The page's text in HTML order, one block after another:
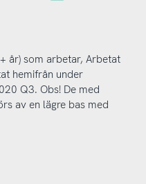
år) som arbetar, Arbetat
hemifrån under
Q3. Obs! De med
av en lägre bas med